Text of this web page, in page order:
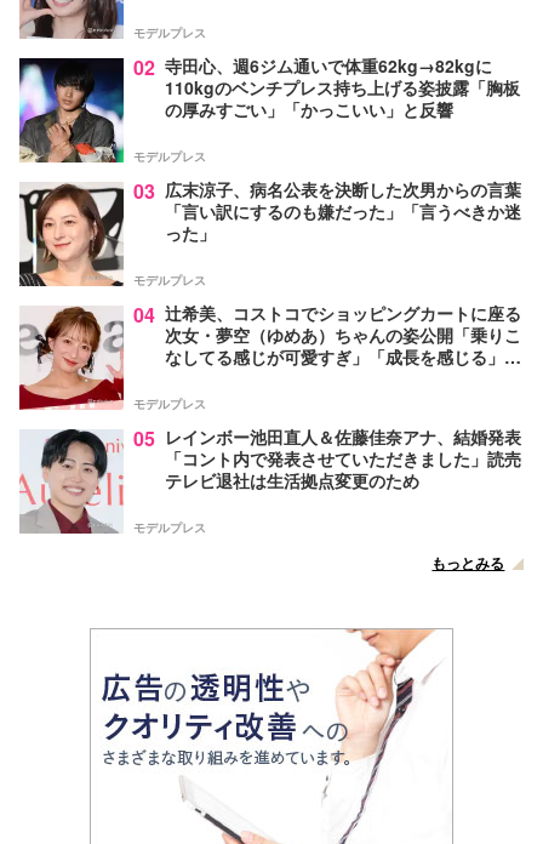
モデルプレス
02 寺田心、週6ジム通いで体重62kg→82kgに
110kgのベンチプレス持ち上げる姿披露「胸板
の厚みすごい」「かっこいい」と反響
モデルプレス
03 広末涼子、病名公表を決断した次男からの言葉
「言い訳にするのも嫌だった」「言うべきか迷
った」
モデルプレス
04 辻希美、コストコでショッピングカートに座る
次女・夢空（ゆめあ）ちゃんの姿公開「乗りこ
なしてる感じが可愛すぎ」「成長を感じる」の
モデルプレス
05 レインボー池田直人＆佐藤佳奈アナ、結婚発表
「コント内で発表させていただきました」読売
テレビ退社は生活拠点変更のため
モデルプレス
もっとみる